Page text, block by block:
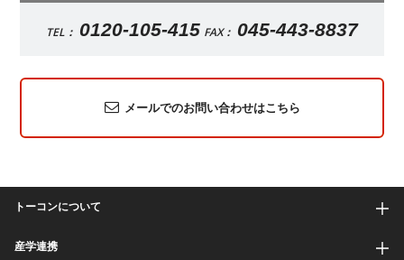
TEL： 0120-105-415 FAX： 045-443-8837
メールでのお問い合わせはこちら
トーコンについて
産学連携